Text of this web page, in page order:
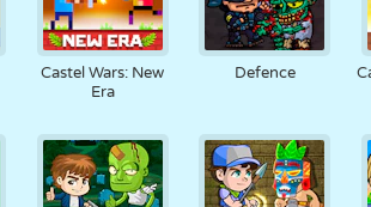
Castel Wars: New
Era
Defence